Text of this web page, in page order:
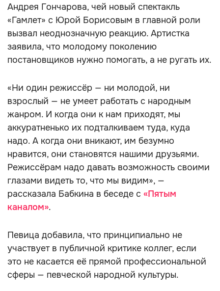
Андрея Гончарова, чей новый спектакль
«Гамлет» с Юрой Борисовым в главной роли
вызвал неоднозначную реакцию. Артистка
заявила, что молодому поколению
постановщиков нужно помогать, а не ругать их.
«Ни один режиссёр — ни молодой, ни
взрослый — не умеет работать с народным
жанром. И когда они к нам приходят, мы
аккуратненько их подталкиваем туда, куда
надо. А когда они вникают, им безумно
нравится, они становятся нашими друзьями.
Режиссёрам надо давать возможность своими
глазами видеть то, что мы видим», —
рассказала Бабкина в беседе с «Пятым
каналом».
Певица добавила, что принципиально не
участвует в публичной критике коллег, если
это не касается её прямой профессиональной
сферы — певческой народной культуры.